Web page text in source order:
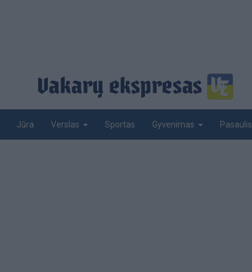
Jūra Verslas Sportas Gyvenimas Pasaulis